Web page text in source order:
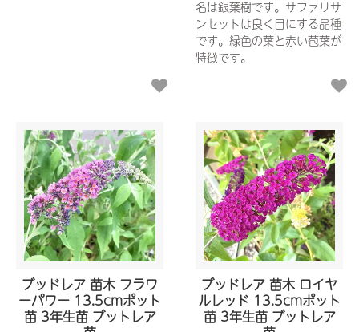
名は銀葉樹です。サファリサ
ンセットは良く目にする品種
です。緑色の葉と赤い苞葉が
特徴です。
ブッドレア 苗木 フラワ
ーパワー 13.5cmポット
苗 3年生苗 ブットレア
ブッドレア 苗木 ロイヤ
ルレッド 13.5cmポット
苗 3年生苗 ブットレア